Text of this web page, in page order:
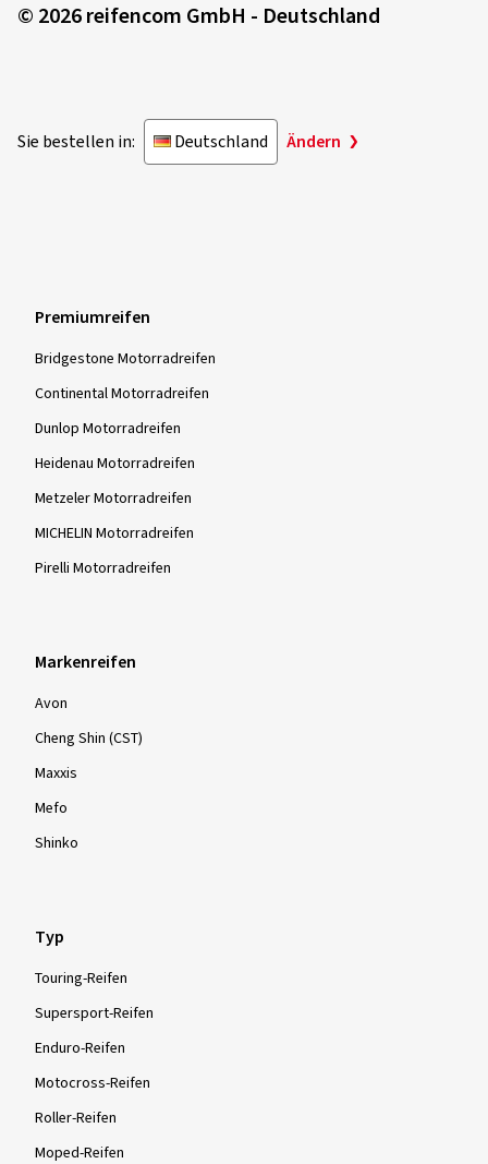
© 2026 reifencom GmbH - Deutschland
Sie bestellen in: Deutschland Ändern
Premiumreifen
Bridgestone Motorradreifen
Continental Motorradreifen
Dunlop Motorradreifen
Heidenau Motorradreifen
Metzeler Motorradreifen
MICHELIN Motorradreifen
Pirelli Motorradreifen
Markenreifen
Avon
Cheng Shin (CST)
Maxxis
Mefo
Shinko
Typ
Touring-Reifen
Supersport-Reifen
Enduro-Reifen
Motocross-Reifen
Roller-Reifen
Moped-Reifen